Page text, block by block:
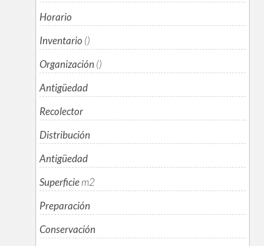
Horario
Inventario ()
Organización ()
Antigüedad
Recolector
Distribución
Antigüedad
Superficiem2
Preparación
Conservación